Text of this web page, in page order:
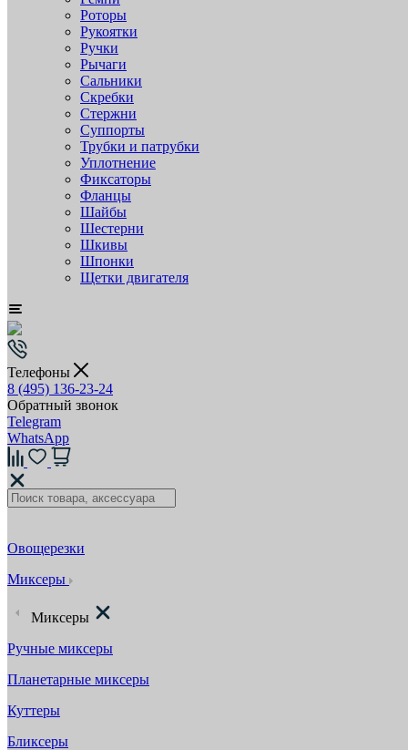
Роторы
Рукоятки
Ручки
Рычаги
Сальники
Скребки
Стержни
Суппорты
Трубки и патрубки
Уплотнение
Фиксаторы
Фланцы
Шайбы
Шестерни
Шкивы
Шпонки
Щетки двигателя
Телефоны
8 (495) 136-23-24
Обратный звонок
Telegram
WhatsApp
Овощерезки
Миксеры
Миксеры
Ручные миксеры
Планетарные миксеры
Куттеры
Бликсеры